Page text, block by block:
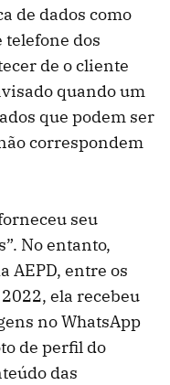
de dados como
telefone dos
de o cliente
quando um
que podem ser
correspondem
seu
No entanto,
AEPD, entre os
ela recebeu
no WhatsApp
de perfil do
das